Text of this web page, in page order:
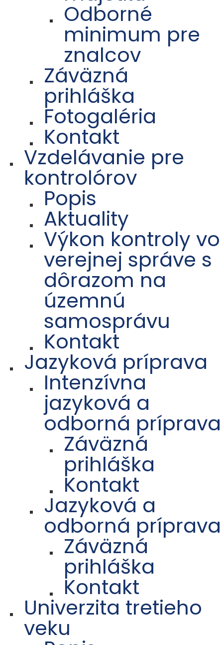
Odborné
minimum pre
znalcov
Záväzná
prihláška
Fotogaléria
Kontakt
Vzdelávanie pre
kontrolórov
Popis
Aktuality
Výkon kontroly vo
verejnej správe s
dôrazom na
územnú
samosprávu
Kontakt
Jazyková príprava
Intenzívna
jazyková a
odborná príprava
Záväzná
prihláška
Kontakt
Jazyková a
odborná príprava
Záväzná
prihláška
Kontakt
Univerzita tretieho
veku